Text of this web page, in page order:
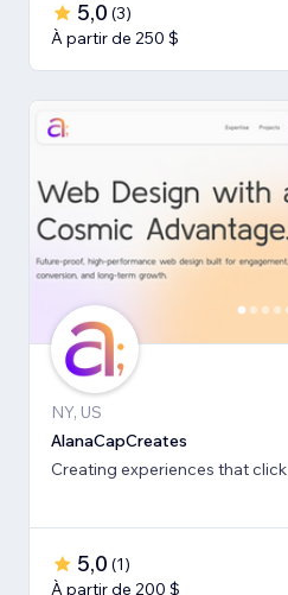
5,0 (3)
À partir de 250 $
NY, US
AlanaCapCreates
Creating experiences that click
5,0 (1)
À partir de 200 $